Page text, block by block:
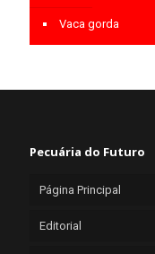
Vaca gorda
Pecuária do Futuro
Página Principal
Editorial